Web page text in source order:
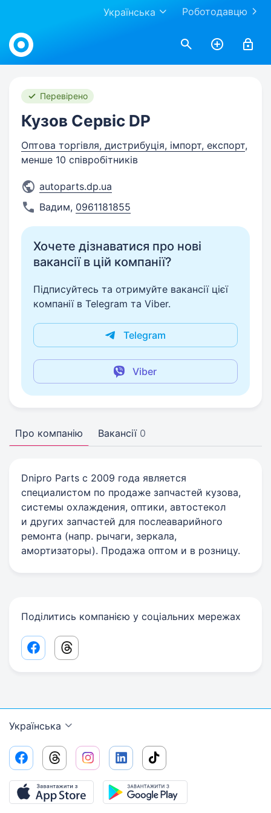
Роботодавцю
Українська
Work.ua
Перевірено
Кузов Сервіс DP
Оптова торгівля, дистрибуція, імпорт, експорт,
менше 10 співробітників
autoparts.dp.ua
Вадим, 0961181855
Хочете дізнаватися про нові
вакансії в цій компанії?
Підписуйтесь та отримуйте вакансії цієї
компанії в Telegram та Viber.
Telegram
Viber
Про компанію Вакансії 0
Dnipro Parts с 2009 года является
специалистом по продаже запчастей кузова,
системы охлаждения, оптики, автостекол
и других запчастей для послеаварийного
ремонта (напр. рычаги, зеркала,
амортизаторы). Продажа оптом и в розницу.
Поділитись компанією у соціальних мережах
Facebook share link
Threads share link
Українська